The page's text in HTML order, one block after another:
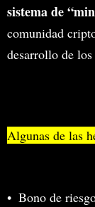
sistema de
comunidad
desarrollo de los
Algunas de las
Bono de